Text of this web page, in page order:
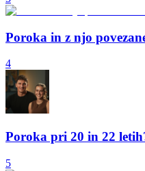
Poroka in z njo
4
Poroka pri 20 in 22
5